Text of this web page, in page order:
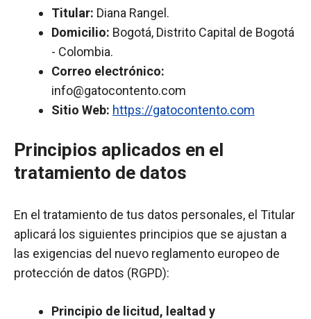
Titular: Diana Rangel.
Domicilio: Bogotá, Distrito Capital de Bogotá
- Colombia.
Correo electrónico:
info@gatocontento.com
Sitio Web: https://gatocontento.com
Principios aplicados en el
tratamiento de datos
En el tratamiento de tus datos personales, el Titular
aplicará los siguientes principios que se ajustan a
las exigencias del nuevo reglamento europeo de
protección de datos (RGPD):
Principio de licitud, lealtad y